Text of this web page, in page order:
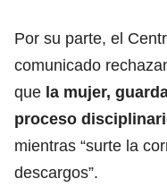
Por su parte, el
comunicado
que la mujer,
proceso
mientras “surte la
descargos”.